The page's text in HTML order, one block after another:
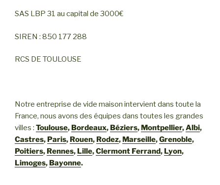
SAS LBP 31 au capital de 3000€
SIREN : 850 177 288
RCS DE TOULOUSE
Notre entreprise de vide maison intervient dans toute la
France, nous avons des équipes dans toutes les grandes
villes : Toulouse, Bordeaux, Béziers, Montpellier,Albi,
Castres, Paris, Rouen, Rodez, Marseille,Grenoble,
Poitiers, Rennes, Lille,Clermont Ferrand, Lyon,
Limoges, Bayonne.